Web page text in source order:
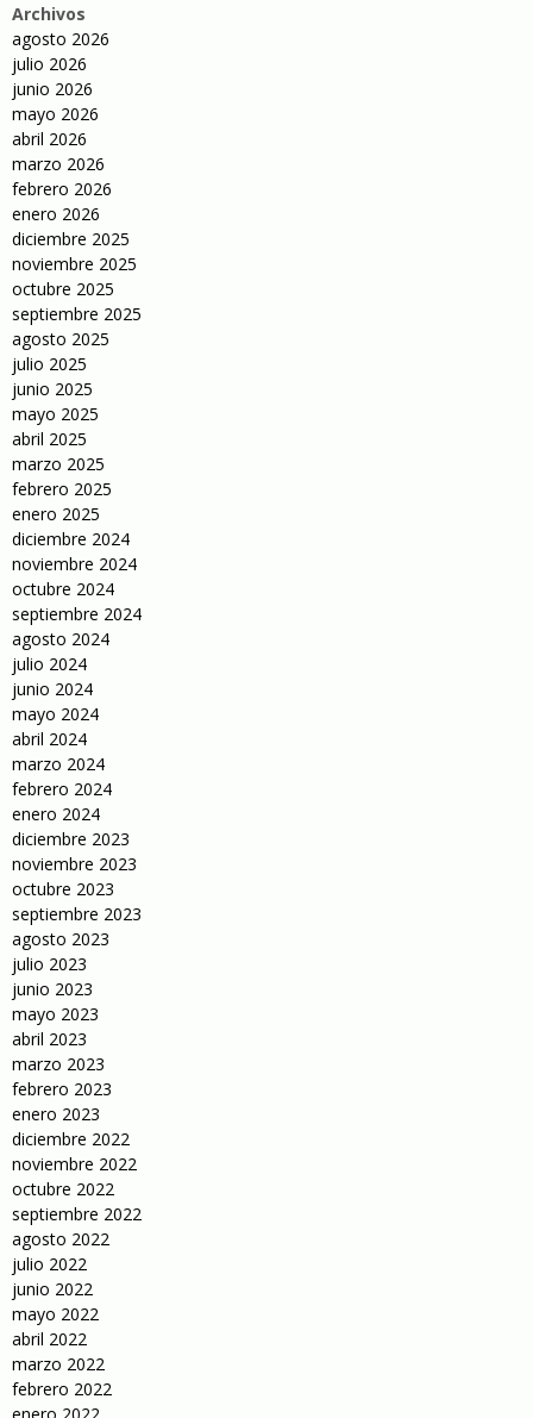
Archivos
agosto 2026
julio 2026
junio 2026
mayo 2026
abril 2026
marzo 2026
febrero 2026
enero 2026
diciembre 2025
noviembre 2025
octubre 2025
septiembre 2025
agosto 2025
julio 2025
junio 2025
mayo 2025
abril 2025
marzo 2025
febrero 2025
enero 2025
diciembre 2024
noviembre 2024
octubre 2024
septiembre 2024
agosto 2024
julio 2024
junio 2024
mayo 2024
abril 2024
marzo 2024
febrero 2024
enero 2024
diciembre 2023
noviembre 2023
octubre 2023
septiembre 2023
agosto 2023
julio 2023
junio 2023
mayo 2023
abril 2023
marzo 2023
febrero 2023
enero 2023
diciembre 2022
noviembre 2022
octubre 2022
septiembre 2022
agosto 2022
julio 2022
junio 2022
mayo 2022
abril 2022
marzo 2022
febrero 2022